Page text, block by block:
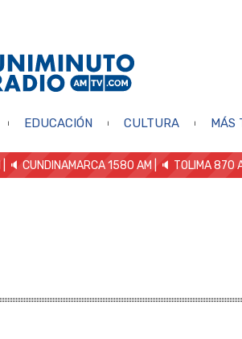
EDUCACIÓN CULTURA MÁS
| 🔈 CUNDINAMARCA 1580 AM | 🔈 TOLIMA 870